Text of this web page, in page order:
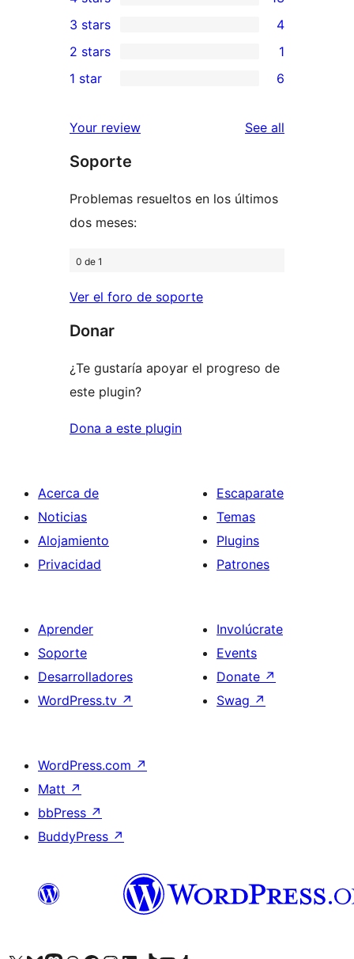
5-
star
reviews
4-
star
reviews
4
3-
star
3 stars 4
2-
review
2 stars 1
star
reviews
1 star 6
Your review See all
Soporte
Problemas resueltos en los últimos
dos meses:
0 de 1
Ver el foro de soporte
Donar
¿Te gustaría apoyar el progreso de
este plugin?
Dona a este plugin
Acerca de
Noticias
Alojamiento
Privacidad
Escaparate
Temas
Plugins
Patrones
Aprender
Soporte
Desarrolladores
WordPress.tv ↗
Involúcrate
Events
Donate ↗
Swag ↗
WordPress.com ↗
Matt ↗
bbPress ↗
BuddyPress ↗